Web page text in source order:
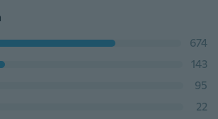
674
143
95
22